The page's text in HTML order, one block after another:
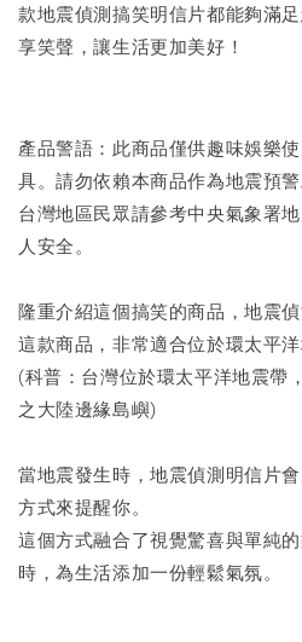
款地震偵測搞笑明信片都能夠滿
享笑聲，讓生活更加美好！
產品警語：此商品僅供趣味娛樂
具。請勿依賴本商品作為地震預警
台灣地區民眾請參考中央氣象署
人安全。
隆重介紹這個搞笑的商品，地震
這款商品，非常適合位於環太平
(科普：台灣位於環太平洋地震帶
之大陸邊緣島嶼)
當地震發生時，地震偵測明信片
方式來提醒你。
這個方式融合了視覺驚喜與單純
時，為生活添加一份輕鬆氣氛。